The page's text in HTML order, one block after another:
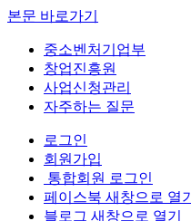
본문 바로가기
중소벤처기업부
창업진흥원
사업신청관리
자주하는 질문
로그인
회원가입
통합회원 로그인
페이스북 새창으로 열기
블로그 새창으로 열기